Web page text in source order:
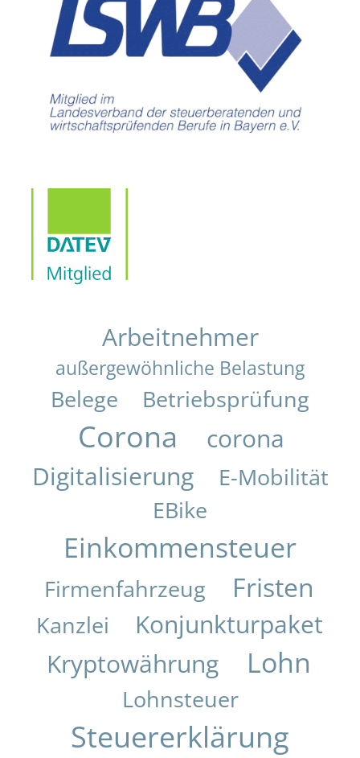
Arbeitnehmer
außergewöhnliche Belastung
Belege Betriebsprüfung
Corona
corona
Digitalisierung
E-Mobilität
EBike
Einkommensteuer
Firmenfahrzeug Fristen
Kanzlei
Konjunkturpaket
Kryptowährung
Lohn
Lohnsteuer
Steuererklärung